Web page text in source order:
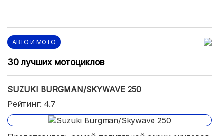
АВТО И МОТО
30 лучших мотоциклов
SUZUKI BURGMAN/SKYWAVE 250
Рейтинг: 4.7